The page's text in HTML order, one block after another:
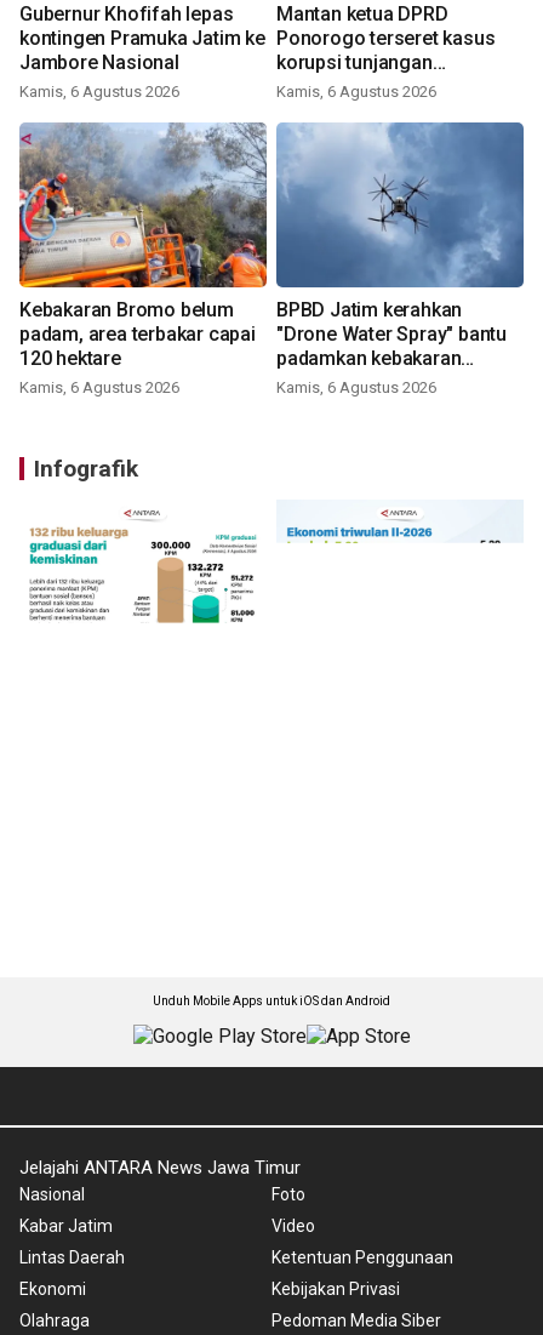
Gubernur Khofifah lepas
kontingen Pramuka Jatim ke
Jambore Nasional
Kamis, 6 Agustus 2026
Mantan ketua DPRD
Ponorogo terseret kasus
korupsi tunjangan
perumahan
Kamis, 6 Agustus 2026
Kebakaran Bromo belum
padam, area terbakar capai
120 hektare
Kamis, 6 Agustus 2026
BPBD Jatim kerahkan
"Drone Water Spray" bantu
padamkan kebakaran
Bromo
Kamis, 6 Agustus 2026
Infografik
Unduh Mobile Apps untuk iOS dan Android
Jelajahi ANTARA News Jawa Timur
Nasional
Kabar Jatim
Lintas Daerah
Ekonomi
Olahraga
Foto
Video
Ketentuan Penggunaan
Kebijakan Privasi
Pedoman Media Siber